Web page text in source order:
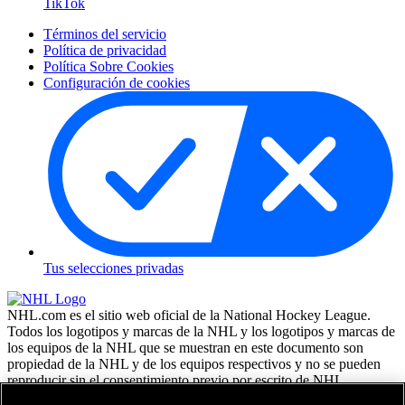
TikTok
Términos del servicio
Política de privacidad
Política Sobre Cookies
Configuración de cookies
Tus selecciones privadas
NHL.com es el sitio web oficial de la National Hockey League.
Todos los logotipos y marcas de la NHL y los logotipos y marcas de
los equipos de la NHL que se muestran en este documento son
propiedad de la NHL y de los equipos respectivos y no se pueden
reproducir sin el consentimiento previo por escrito de NHL